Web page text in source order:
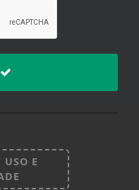
USO E
com nossos Termos
NOSSOS TERMOS